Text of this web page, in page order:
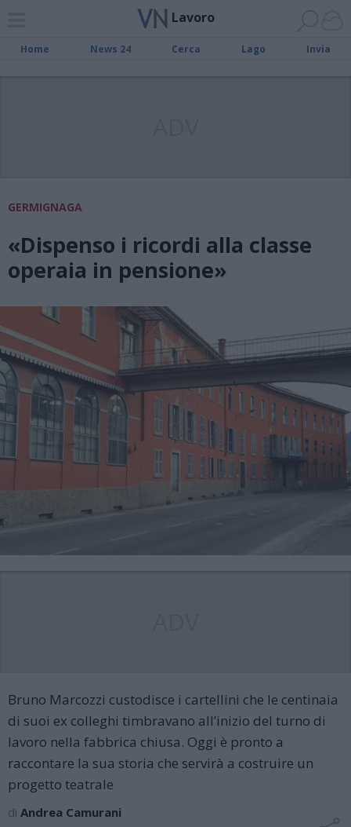
Lavoro
Home News 24 Cerca Lago Invia
GERMIGNAGA
«Dispenso i ricordi alla classe
operaia in pensione»
Bruno Marcozzi custodisce i cartellini che le centinaia
di suoi ex colleghi timbravano all’inizio del turno di
lavoro nella fabbrica chiusa. Oggi è pronto a
raccontare la sua storia che servirà a costruire un
progetto teatrale
di Andrea Camurani